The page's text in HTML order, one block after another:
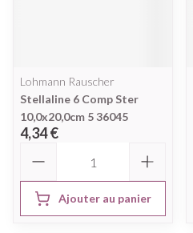
Lohmann Rauscher
Stellaline 6 Comp Ster
10,0x20,0cm 5 36045
4,34 €
Ajouter au panier